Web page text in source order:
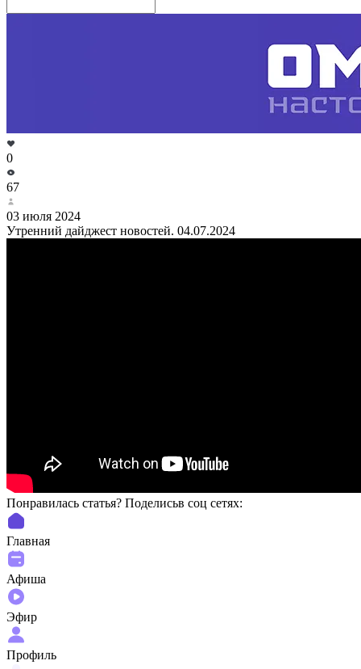
0
67
03 июля 2024
Утренний дайджест новостей. 04.07.2024
Понравилась статья? Поделиcьв соц сетях:
Главная
Афиша
Эфир
Профиль